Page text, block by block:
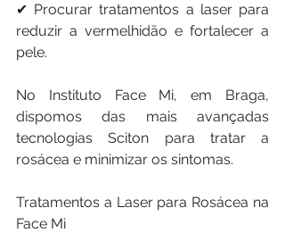
✔ Procurar tratamentos a laser para
reduzir a vermelhidão e fortalecer a
pele.
No Instituto Face Mi, em Braga,
dispomos das mais avançadas
tecnologias Sciton para tratar a
rosácea e minimizar os sintomas.
Tratamentos a Laser para Rosácea na
Face Mi